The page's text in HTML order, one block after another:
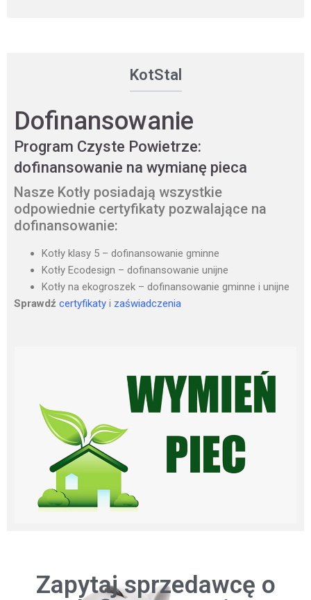
KotStal
Dofinansowanie
Program Czyste Powietrze:
dofinansowanie na wymianę pieca
Nasze Kotły posiadają wszystkie
odpowiednie certyfikaty pozwalające na
dofinansowanie:
Kotły klasy 5 – dofinansowanie gminne
Kotły Ecodesign – dofinansowanie unijne
Kotły na ekogroszek – dofinansowanie gminne i unijne
Sprawdź certyfikaty i zaświadczenia
Zapytaj sprzedawcę o